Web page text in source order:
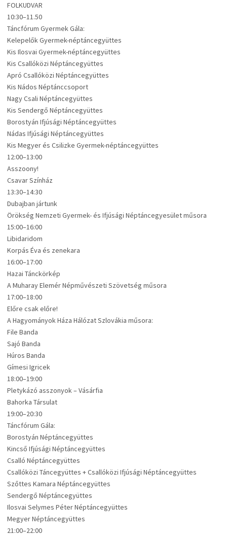
FOLKUDVAR
10:30–11.50
Táncfórum Gyermek Gála:
Kelepelők Gyermek-néptáncegyüttes
Kis Ilosvai Gyermek-néptáncegyüttes
Kis Csallóközi Néptáncegyüttes
Apró Csallóközi Néptáncegyüttes
Kis Nádos Néptánccsoport
Nagy Csali Néptáncegyüttes
Kis Sendergő Néptáncegyüttes
Borostyán Ifjúsági Néptáncegyüttes
Nádas Ifjúsági Néptáncegyüttes
Kis Megyer és Csilizke Gyermek-néptáncegyüttes
12:00–13:00
Asszoony!
Csavar Színház
13:30–14:30
Dubajban jártunk
Örökség Nemzeti Gyermek- és Ifjúsági Néptáncegyesület műsora
15:00–16:00
Libidaridom
Korpás Éva és zenekara
16:00–17:00
Hazai Tánckörkép
A Muharay Elemér Népművészeti Szövetség műsora
17:00–18:00
Előre csak előre!
A Hagyományok Háza Hálózat Szlovákia műsora:
File Banda
Sajó Banda
Húros Banda
Gímesi Igricek
18:00–19:00
Pletykázó asszonyok – Vásárfia
Bahorka Társulat
19:00–20:30
Táncfórum Gála:
Borostyán Néptáncegyüttes
Kincső Ifjúsági Néptáncegyüttes
Csalló Néptáncegyüttes
Csallóközi Táncegyüttes + Csallóközi Ifjúsági Néptáncegyüttes
Szőttes Kamara Néptáncegyüttes
Sendergő Néptáncegyüttes
Ilosvai Selymes Péter Néptáncegyüttes
Megyer Néptáncegyüttes
21:00–22:00